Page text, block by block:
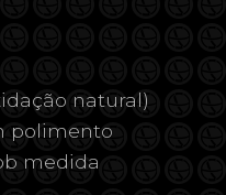
natural)
polimento
medida